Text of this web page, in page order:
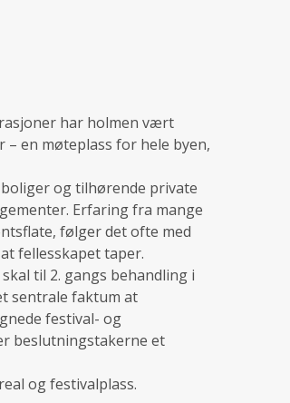
har holmen vært
en møteplass for hele byen,
og tilhørende private
Erfaring fra mange
følger det ofte med
fellesskapet taper.
til 2. gangs behandling i
sentrale faktum at
festival- og
beslutningstakerne et
og festivalplass.